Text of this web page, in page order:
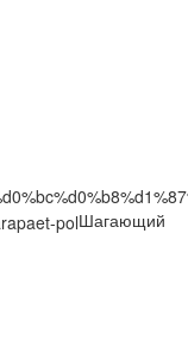
Шагающий